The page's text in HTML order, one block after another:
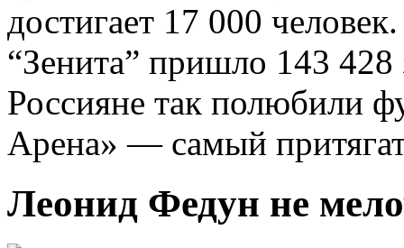
достигает 17 000
“Зенита” пришло 143 428
Россияне так полюбили
Арена» — самый
Леонид Федун не